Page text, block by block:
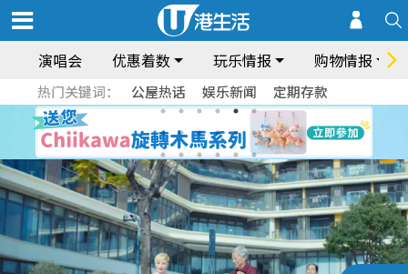
演唱会 优惠着数 玩乐情报 购物情报
热门关键词： 公屋热话 娱乐新闻 定期存款